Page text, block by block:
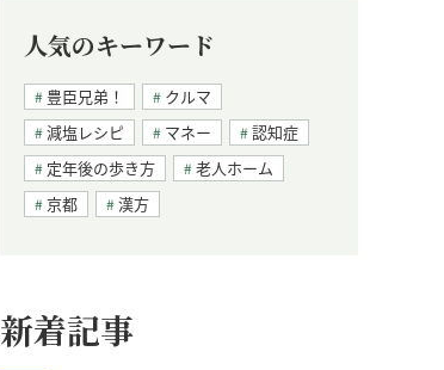
人気のキーワード
豊臣兄弟！
クルマ
減塩レシピ
マネー
認知症
定年後の歩き方
老人ホーム
京都
漢方
新着記事